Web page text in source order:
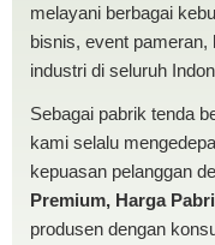
melayani berbagai
bisnis, event
industri di seluruh
Sebagai pabrik tenda
kami selalu
kepuasan pelanggan
Premium, Harga
produsen dengan